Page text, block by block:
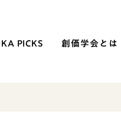
PICKS 創価学会とは